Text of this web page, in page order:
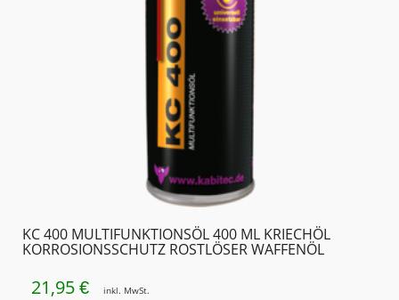
KC 400 MULTIFUNKTIONSÖL 400 ML KRIECHÖL
KORROSIONSSCHUTZ ROSTLÖSER WAFFENÖL
21,95 € inkl. MwSt.